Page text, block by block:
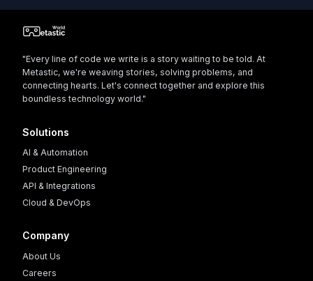
"Every line of code we write is a story waiting to be told. At
Metastic, we're weaving stories, solving problems, and
connecting hearts. Let's connect together and explore this
boundless technology world."
Solutions
AI & Automation
Product Engineering
API & Integrations
Cloud & DevOps
Company
About Us
Careers